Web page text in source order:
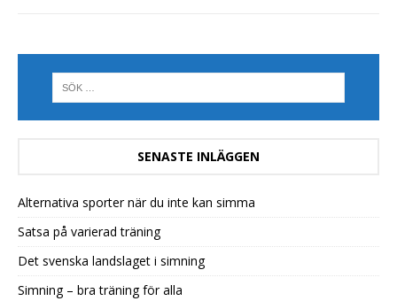
SENASTE INLÄGGEN
Alternativa sporter när du inte kan simma
Satsa på varierad träning
Det svenska landslaget i simning
Simning – bra träning för alla